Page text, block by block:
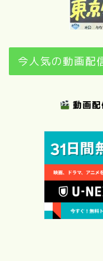
今人気の動画配
動画